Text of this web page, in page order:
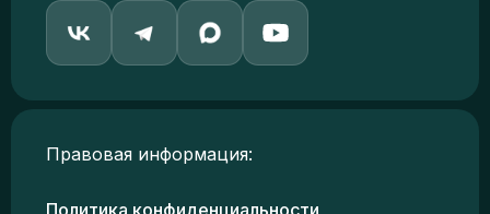
Правовая информация:
Политика конфиденциальности